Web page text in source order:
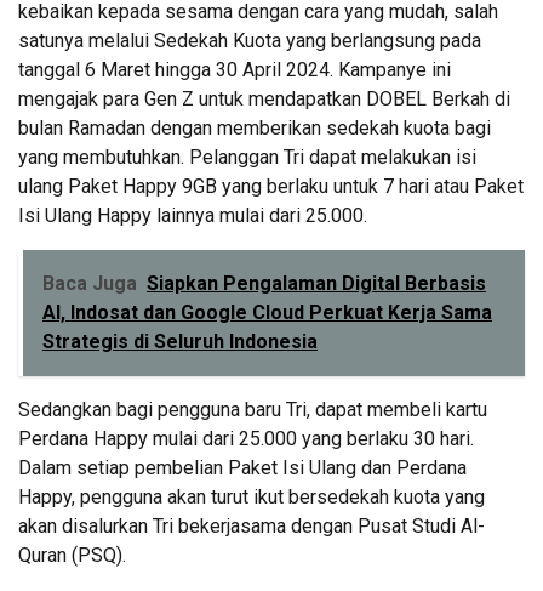
kebaikan kepada sesama dengan cara yang mudah, salah
satunya melalui Sedekah Kuota yang berlangsung pada
tanggal 6 Maret hingga 30 April 2024. Kampanye ini
mengajak para Gen Z untuk mendapatkan DOBEL Berkah di
bulan Ramadan dengan memberikan sedekah kuota bagi
yang membutuhkan. Pelanggan Tri dapat melakukan isi
ulang Paket Happy 9GB yang berlaku untuk 7 hari atau Paket
Isi Ulang Happy lainnya mulai dari 25.000.
Baca Juga Siapkan Pengalaman Digital Berbasis
AI, Indosat dan Google Cloud Perkuat Kerja Sama
Strategis di Seluruh Indonesia
Sedangkan bagi pengguna baru Tri, dapat membeli kartu
Perdana Happy mulai dari 25.000 yang berlaku 30 hari.
Dalam setiap pembelian Paket Isi Ulang dan Perdana
Happy, pengguna akan turut ikut bersedekah kuota yang
akan disalurkan Tri bekerjasama dengan Pusat Studi Al-
Quran (PSQ).